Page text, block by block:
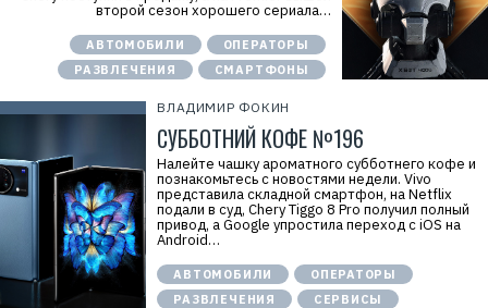
второй сезон хорошего сериала…
АВТОМОБИЛИ
ОПЕРАТОРЫ
РАЗВЛЕЧЕНИЯ
СМАРТФОНЫ
ВЛАДИМИР ФОКИН
СУББОТНИЙ КОФЕ №196
Налейте чашку ароматного субботнего кофе и
познакомьтесь с новостями недели. Vivo
представила складной смартфон, на Netflix
подали в суд, Chery Tiggo 8 Pro получил полный
привод, а Google упростила переход с iOS на
Android…
АВТОМОБИЛИ
ОПЕРАТОРЫ
РАЗВЛЕЧЕНИЯ
СЕРВИСЫ